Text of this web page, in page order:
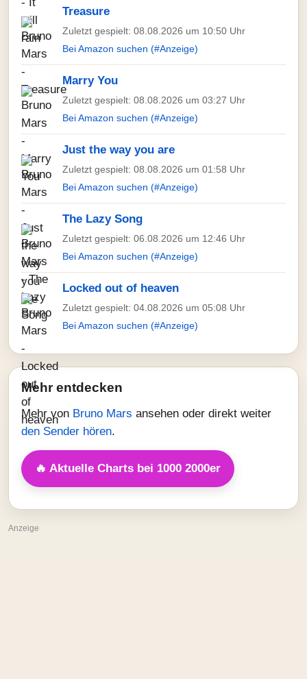
Treasure
Zuletzt gespielt: 08.08.2026 um 10:50 Uhr
Bei Amazon suchen (#Anzeige)
Marry You
Zuletzt gespielt: 08.08.2026 um 03:27 Uhr
Bei Amazon suchen (#Anzeige)
Just the way you are
Zuletzt gespielt: 08.08.2026 um 01:58 Uhr
Bei Amazon suchen (#Anzeige)
The Lazy Song
Zuletzt gespielt: 06.08.2026 um 12:46 Uhr
Bei Amazon suchen (#Anzeige)
Locked out of heaven
Zuletzt gespielt: 04.08.2026 um 05:08 Uhr
Bei Amazon suchen (#Anzeige)
Mehr entdecken
Mehr von Bruno Mars ansehen oder direkt weiter
den Sender hören.
🔥 Aktuelle Charts bei 1000 2000er
Anzeige